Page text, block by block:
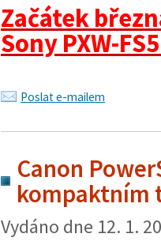
Začátek
Sony PXW-
Poslat e-mailem
Canon
kompaktním
Vydáno dne 12. 1.